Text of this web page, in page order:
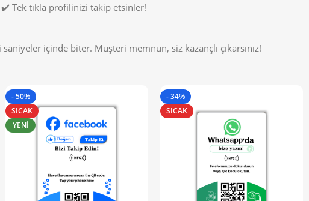
Tek tıkla profilinizi takip etsinler!
içinde biter. Müşteri memnun, siz kazançlı çıkarsınız!
- 50%
SICAK
YENI
- 34%
SICAK